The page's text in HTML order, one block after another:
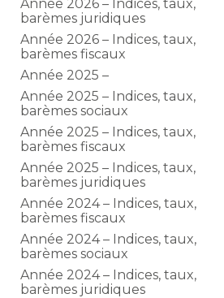
Année 2026 – Indices, taux,
barèmes juridiques
Année 2026 – Indices, taux,
barèmes fiscaux
Année 2025 –
Année 2025 – Indices, taux,
barèmes sociaux
Année 2025 – Indices, taux,
barèmes fiscaux
Année 2025 – Indices, taux,
barèmes juridiques
Année 2024 – Indices, taux,
barèmes fiscaux
Année 2024 – Indices, taux,
barèmes sociaux
Année 2024 – Indices, taux,
barèmes juridiques